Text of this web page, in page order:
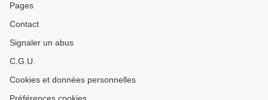
Pages
Contact
Signaler un abus
C.G.U.
Cookies et données personnelles